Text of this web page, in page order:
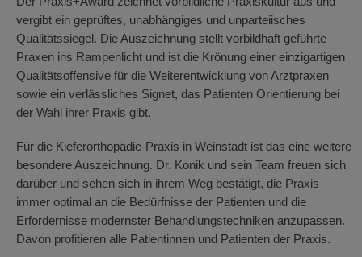
vergibt ein geprüftes, unabhängiges und unparteiisches
Qualitätssiegel. Die Auszeichnung stellt vorbildhaft geführte
Praxen ins Rampenlicht und ist die Krönung einer einzigartigen
Qualitätsoffensive für die Weiterentwicklung von Arztpraxen
sowie ein verlässliches Signet, das Patienten Orientierung bei
der Wahl ihrer Praxis gibt.
Für die Kieferorthopädie-Praxis in Weinstadt ist das eine weitere
besondere Auszeichnung. Dr. Konik und sein Team freuen sich
darüber und sehen sich in ihrem Weg bestätigt, die Praxis
immer optimal an die Bedürfnisse der Patienten und die
Erfordernisse modernster Behandlungstechniken anzupassen.
Davon profitieren alle Patientinnen und Patienten der Praxis.